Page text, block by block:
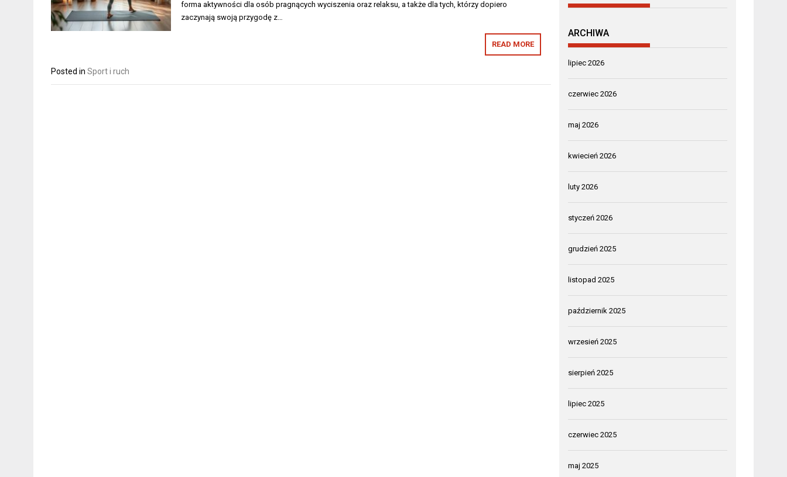
forma aktywności dla osób pragnących wyciszenia oraz relaksu, a także dla tych, którzy dopiero
zaczynają swoją przygodę z…
READ MORE
Posted in Sport i ruch
ARCHIWA
lipiec 2026
czerwiec 2026
maj 2026
kwiecień 2026
luty 2026
styczeń 2026
grudzień 2025
listopad 2025
październik 2025
wrzesień 2025
sierpień 2025
lipiec 2025
czerwiec 2025
maj 2025